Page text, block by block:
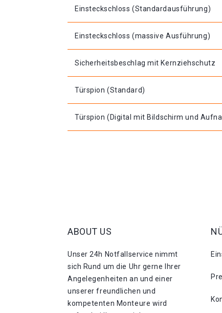
Einsteckschloss (Standardausführung)
Einsteckschloss (massive Ausführung)
Sicherheitsbeschlag mit Kernziehschutz
Türspion (Standard)
Türspion (Digital mit Bildschirm und
ABOUT US
Unser 24h Notfallservice nimmt
sich Rund um die Uhr gerne Ihrer
Angelegenheiten an und einer
unserer freundlichen und
kompetenten Monteure wird